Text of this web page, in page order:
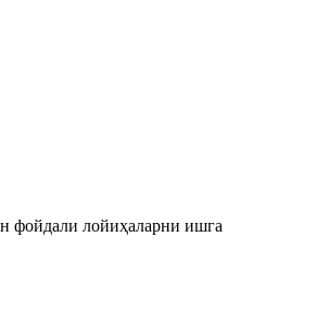
фойдали лойиҳаларни ишга